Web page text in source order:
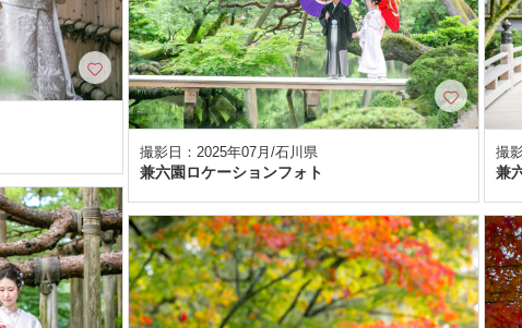
撮影日：2025年07月/石川県
兼六園ロケーションフォト
撮
兼